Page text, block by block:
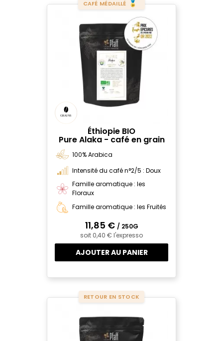
CAFÉ MÉDAILLÉ
Éthiopie BIO
Pure Alaka - café en grain
100% Arabica
Intensité du café n°2/5 : Doux
Famille aromatique : les
Floraux
Famille aromatique : les Fruités
11,85 € / 250G
soit 0,40 € l'expresso
AJOUTER AU PANIER
RETOUR EN STOCK